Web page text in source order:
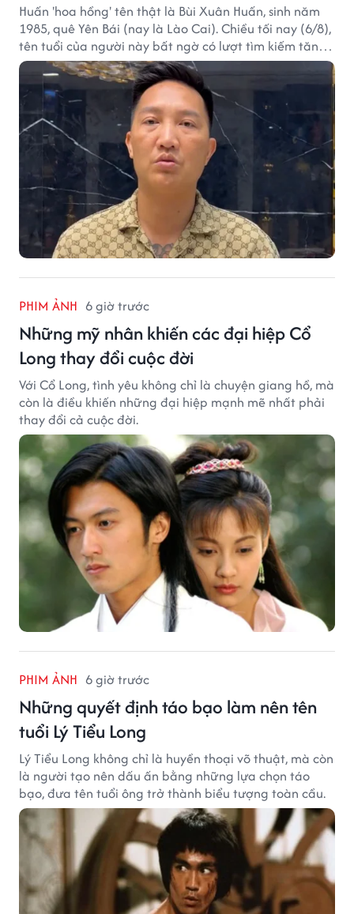
Huấn 'hoa hồng' tên thật là Bùi Xuân Huấn, sinh năm
1985, quê Yên Bái (nay là Lào Cai). Chiều tối nay (6/8),
tên tuổi của người này bất ngờ có lượt tìm kiếm tăng
vọt.
PHIM ẢNH 6 giờ trước
Những mỹ nhân khiến các đại hiệp Cổ
Long thay đổi cuộc đời
Với Cổ Long, tình yêu không chỉ là chuyện giang hồ, mà
còn là điều khiến những đại hiệp mạnh mẽ nhất phải
thay đổi cả cuộc đời.
PHIM ẢNH 6 giờ trước
Những quyết định táo bạo làm nên tên
tuổi Lý Tiểu Long
Lý Tiểu Long không chỉ là huyền thoại võ thuật, mà còn
là người tạo nên dấu ấn bằng những lựa chọn táo
bạo, đưa tên tuổi ông trở thành biểu tượng toàn cầu.